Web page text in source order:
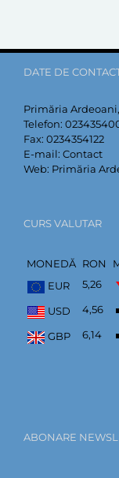
DATE DE
Primăria
Telefon:
Fax: 0234354122
E-mail: Contact
Web: Primăria
CURS VALUTAR
MONEDĂ RON
EUR
5,26
USD 4,56
GBP 6,14
ABONARE